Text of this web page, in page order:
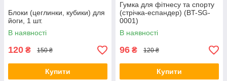
Блоки (цеглинки, кубики) для
йоги, 1 шт.
В наявності
120 ₴ 150 ₴
Купити
Гумка для фітнесу та спорту
(стрічка-еспандер) (BT-SG-
0001)
В наявності
96 ₴ 120 ₴
Купити